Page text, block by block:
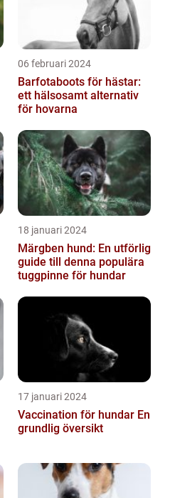
06 februari 2024
Barfotaboots för hästar:
ett hälsosamt alternativ
för hovarna
18 januari 2024
Märgben hund: En utförlig
guide till denna populära
tuggpinne för hundar
17 januari 2024
Vaccination för hundar En
grundlig översikt